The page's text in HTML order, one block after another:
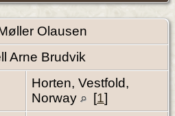
Olausen
Arne Brudvik
Horten, Vestfold,
Norway
[1]